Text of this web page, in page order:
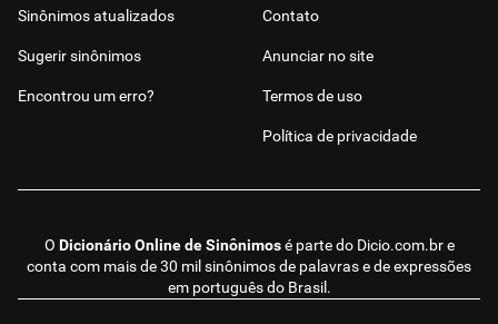
O Dicionário Online de Sinônimosé parte do Dicio.com.bre
conta com mais de 30 mil sinônimos de palavras e de expressões
em português do Brasil.
Sinônimos atualizados
Sugerir sinônimos
Encontrou um erro?
Contato
Anunciar no site
Termos de uso
Política de privacidade